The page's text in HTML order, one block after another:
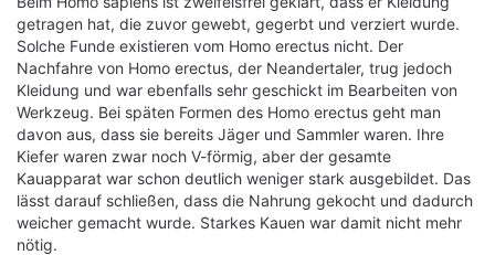
getragen hat, die zuvor gewebt, gegerbt und verziert wurde.
Solche Funde existieren vom Homo erectus nicht. Der
Nachfahre von Homo erectus, der Neandertaler, trug jedoch
Kleidung und war ebenfalls sehr geschickt im Bearbeiten von
Werkzeug. Bei späten Formen des Homo erectus geht man
davon aus, dass sie bereits Jäger und Sammler waren. Ihre
Kiefer waren zwar noch V-förmig, aber der gesamte
Kauapparat war schon deutlich weniger stark ausgebildet. Das
lässt darauf schließen, dass die Nahrung gekocht und dadurch
weicher gemacht wurde. Starkes Kauen war damit nicht mehr
nötig.